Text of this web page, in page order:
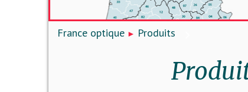
France optique Produits